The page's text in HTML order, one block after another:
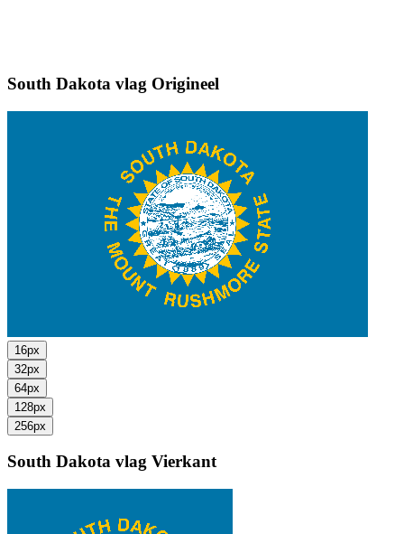
South Dakota vlag Origineel
16px
32px
64px
128px
256px
South Dakota vlag Vierkant